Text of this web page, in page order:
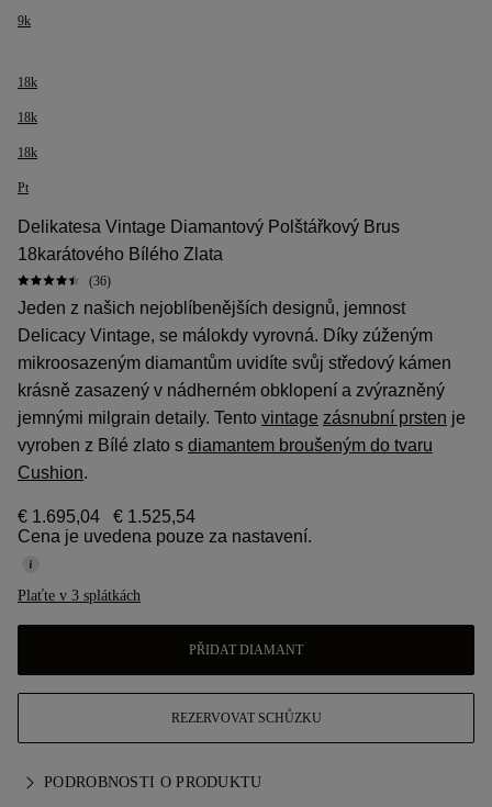
9k
18k
18k
18k
Pt
Delikatesa Vintage Diamantový Polštářkový Brus
18karátového Bílého Zlata
(36)
Jeden z našich nejoblíbenějších designů, jemnost
Delicacy Vintage, se málokdy vyrovná. Díky zúženým
mikroosazeným diamantům uvidíte svůj středový kámen
krásně zasazený v nádherném obklopení a zvýrazněný
jemnými milgrain detaily. Tento vintage zásnubní prsten je
vyroben z Bílé zlato s diamantem broušeným do tvaru
Cushion.
€ 1.695,04
€ 1.525,54
Cena je uvedena pouze za nastavení.
Plaťte v 3 splátkách
PŘIDAT DIAMANT
REZERVOVAT SCHŮZKU
PODROBNOSTI O PRODUKTU